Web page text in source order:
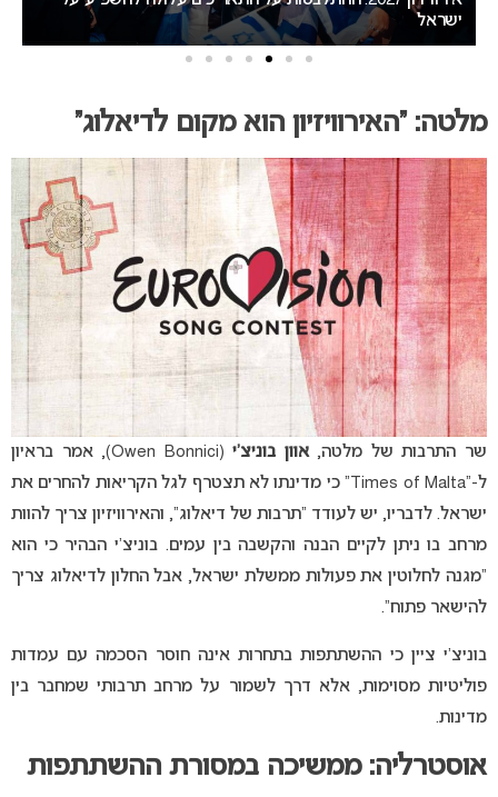
אירוויזיון 2027
מלטה: “האירוויזיון הוא מקום לדיאלוג“
שר התרבות של מלטה,אוון בוניצ’י
(Owen Bonnici), אמר בראיון
ל-“Times of Malta” כי מדינתו לא תצטרף לגל הקריאות להחרים את
ישראל. לדבריו, יש לעודד “תרבות של דיאלוג”, והאירוויזיון צריך להוות
מרחב בו ניתן לקיים הבנה והקשבה בין עמים. בוניצ’י הבהיר כי הוא
“מגנה לחלוטין את פעולות ממשלת ישראל, אבל החלון לדיאלוג צריך
להישאר פתוח”.
בוניצ’י ציין כי ההשתתפות בתחרות אינה חוסר הסכמה עם עמדות
פוליטיות מסוימות, אלא דרך לשמור על מרחב תרבותי שמחבר בין
מדינות.
אוסטרליה: ממשיכה במסורת ההשתתפות